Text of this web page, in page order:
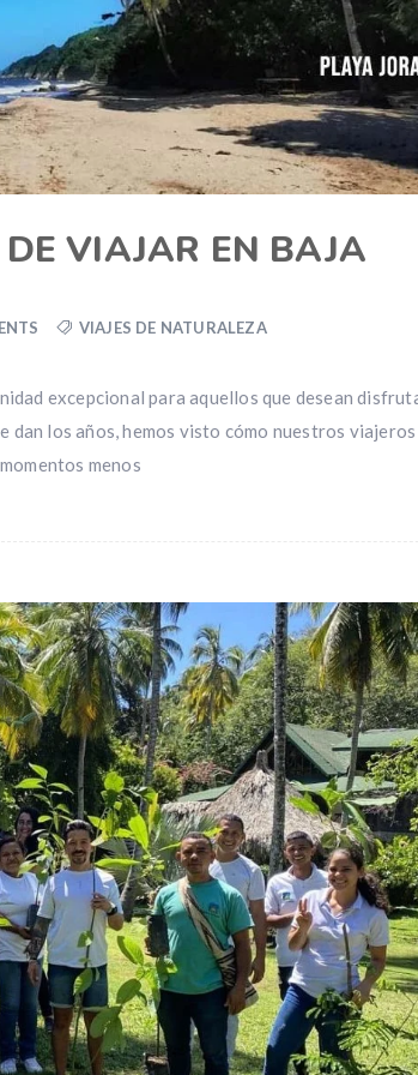
VIAJAR EN BAJA
VIAJES DE NATURALEZA
excepcional para aquellos que desean
dan los años, hemos visto cómo nuestros viajeros
menos